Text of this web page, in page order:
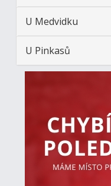
U Medvidku
U Pinkasů